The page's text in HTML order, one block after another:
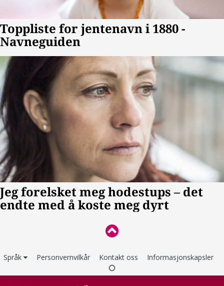
Språk Personvernvilkår Kontakt oss Informasjonskapsler